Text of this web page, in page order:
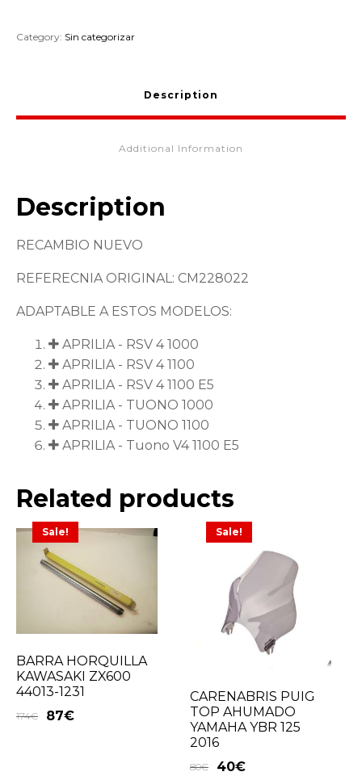
Category: Sin categorizar
Description
Additional Information
Description
RECAMBIO NUEVO
REFERECNIA ORIGINAL: CM228022
ADAPTABLE A ESTOS MODELOS:
APRILIA - RSV 4 1000
APRILIA - RSV 4 1100
APRILIA - RSV 4 1100 E5
APRILIA - TUONO 1000
APRILIA - TUONO 1100
APRILIA - Tuono V4 1100 E5
Related products
Sale!
BARRA HORQUILLA
KAWASAKI ZX600
44013-1231
174€ 87€
Sale!
CARENABRIS PUIG
TOP AHUMADO
YAMAHA YBR 125
2016
80€ 40€